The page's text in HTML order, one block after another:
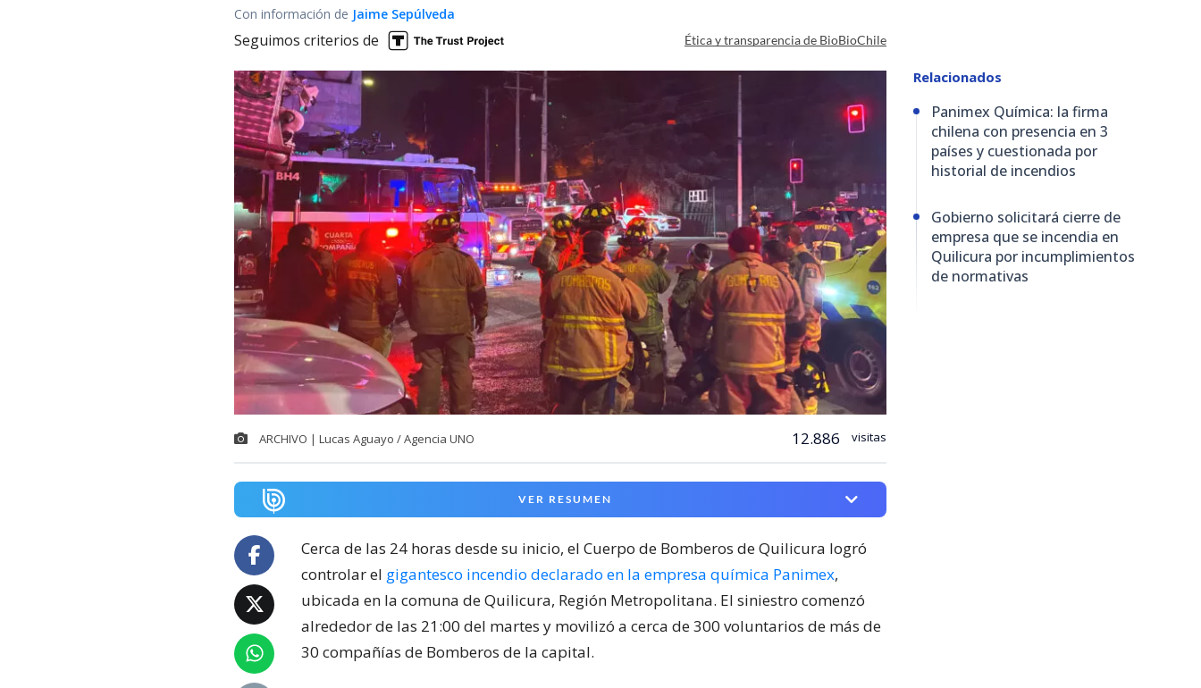
Con información de Jaime Sepúlveda
Seguimos criterios de Ética y transparencia de BioBioChile
ARCHIVO | Lucas Aguayo / Agencia UNO 12.886 visitas
VER RESUMEN
Cerca de las 24 horas desde su inicio, el Cuerpo de Bomberos de Quilicura logró
controlar el gigantesco incendio declarado en la empresa química Panimex,
ubicada en la comuna de Quilicura, Región Metropolitana. El siniestro comenzó
alrededor de las 21:00 del martes y movilizó a cerca de 300 voluntarios de más de
30 compañías de Bomberos de la capital.
Relacionados
Panimex Química: la firma
chilena con presencia en 3
países y cuestionada por
historial de incendios
Gobierno solicitará cierre de
empresa que se incendia en
Quilicura por incumplimientos
de normativas